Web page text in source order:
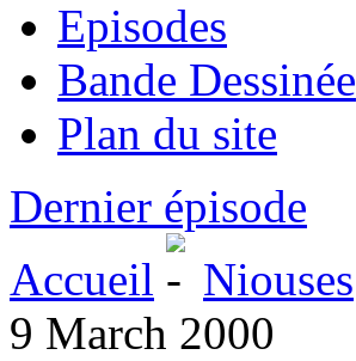
Episodes
Bande Dessinée
Plan du site
Dernier épisode
Accueil
Niouses
9 March 2000